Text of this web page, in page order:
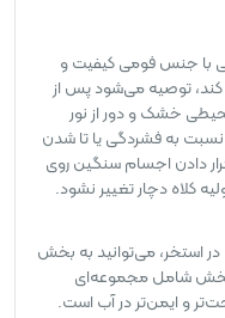
آبی با جنس فومی کیفیت و
کند، توصیه می‌شود پس از
خشک و دور از نور
به فشردگی یا تا شدن
دادن اجسام سنگین روی
کلاه دچار تغییر نشود.
استخر، می‌توانید به بخش
بخش شامل مجموعه‌ای
و ایمن‌تر در آب است.